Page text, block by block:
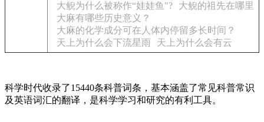
大鲵为什么被称作“娃娃鱼"?
大鲵的祖先在哪里
大麻有哪些历史意义？
大麻的化学成分可在人体内停留多长时间？
天上为什么会下流星雨
天上为什么会有云
科学时代收录了15440条科普词条，基本涵盖了常见科普常识
及英语词汇的翻译，是科学学习和研究的有利工具。